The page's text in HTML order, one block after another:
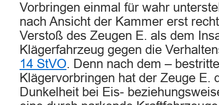
Vorbringen einmal für wahr
nach Ansicht der Kammer erst
Verstoß des Zeugen E. als dem
Klägerfahrzeug gegen die
14 StVO. Denn nach dem –
Klägervorbringen hat der Zeuge E.
Dunkelheit bei Eis-